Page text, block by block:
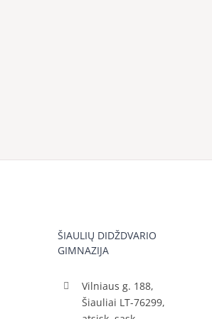
ŠIAULIŲ DIDŽDVARIO
GIMNAZIJA
Vilniaus g. 188,
Šiauliai LT-76299,